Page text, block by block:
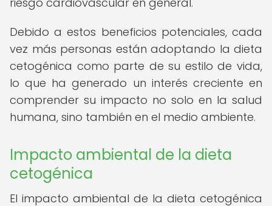
Debido a estos beneficios potenciales, cada
vez más personas están adoptando la dieta
cetogénica como parte de su estilo de vida,
lo que ha generado un interés creciente en
comprender su impacto no solo en la salud
humana, sino también en el medio ambiente.
Impacto ambiental de la dieta
cetogénica
El impacto ambiental de la dieta cetogénica